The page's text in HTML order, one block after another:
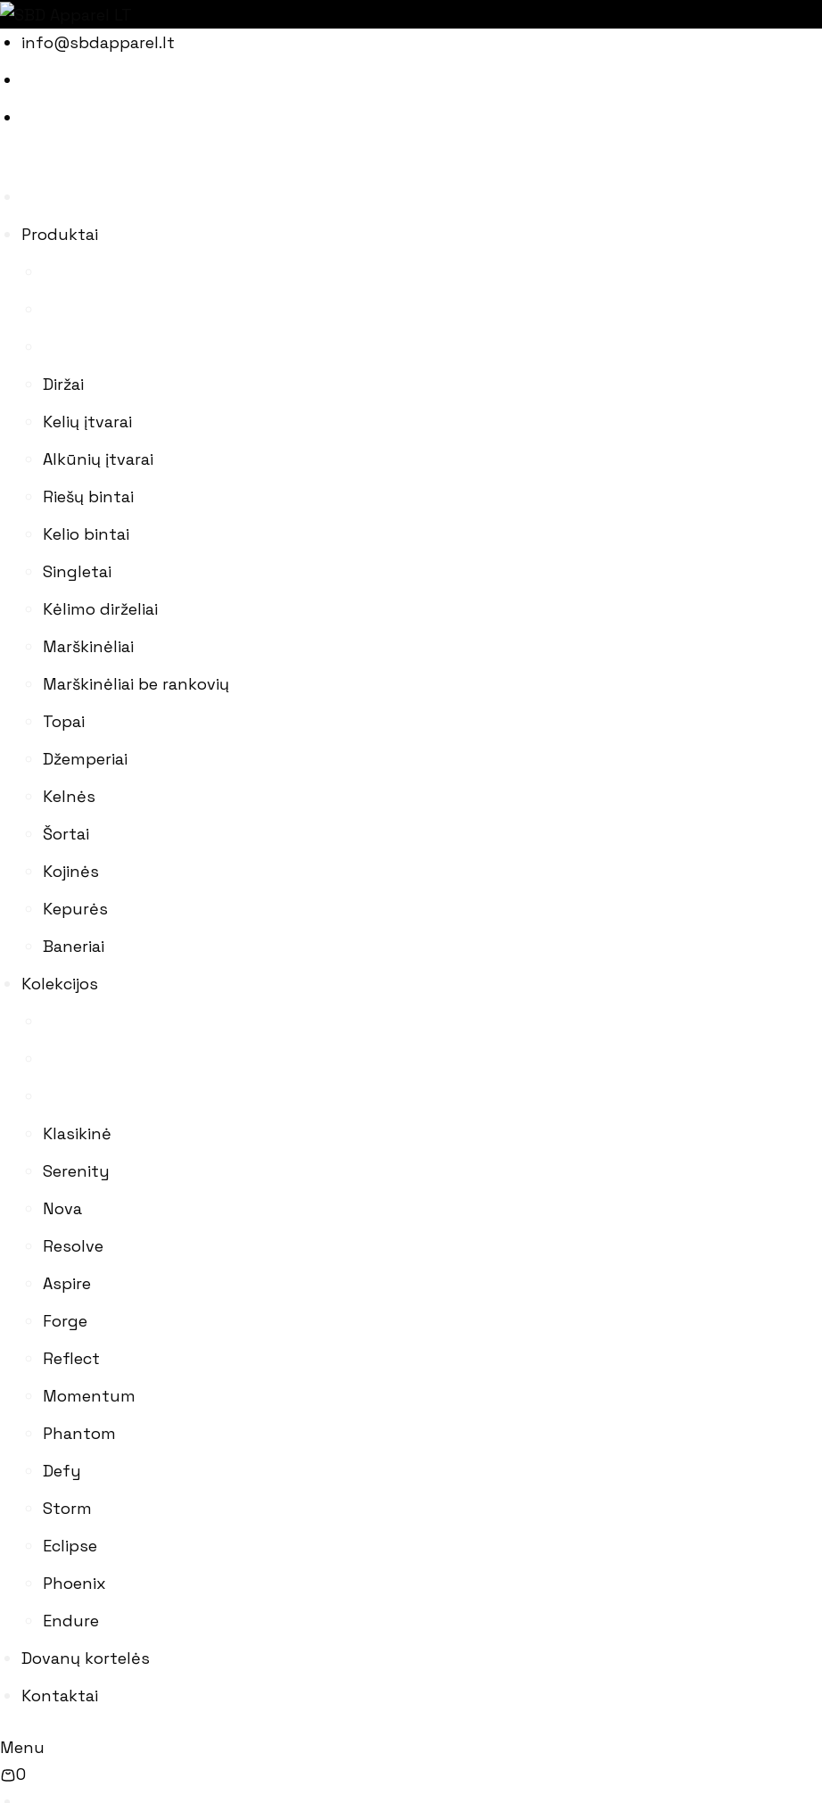
Skipinfo@sbdapparel.lt
Produktai
Diržai
Kelių įtvarai
Alkūnių įtvarai
Riešų bintai
Kelio bintai
Singletai
Kėlimo dirželiai
Marškinėliai
Marškinėliai be rankovių
Topai
Džemperiai
Kelnės
Šortai
Kojinės
Kepurės
Baneriai
Kolekcijos
Klasikinė
Serenity
Nova
Resolve
Aspire
Forge
Reflect
Momentum
Phantom
Defy
Storm
Eclipse
Phoenix
Endure
Dovanų kortelės
Kontaktai
Menu
0